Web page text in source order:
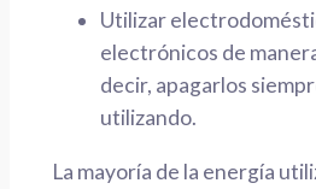
Utilizar
electrónicos de
decir, apagarlos
utilizando.
La mayoría de la energía